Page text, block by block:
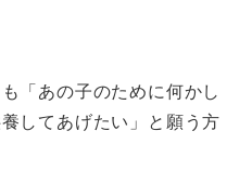
「あの子のために何かし
してあげたい」と願う方